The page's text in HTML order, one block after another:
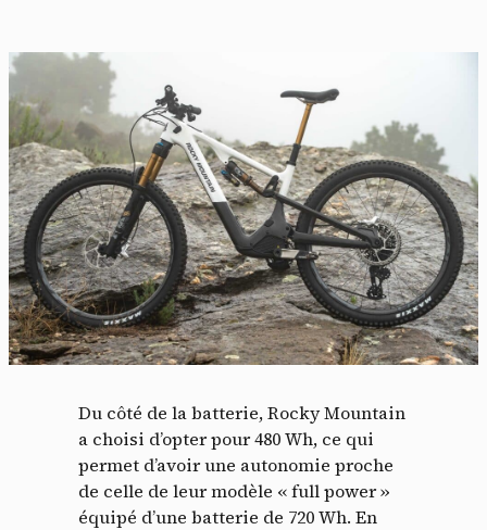
Du côté de la batterie, Rocky Mountain
a choisi d’opter pour 480 Wh, ce qui
permet d’avoir une autonomie proche
de celle de leur modèle « full power »
équipé d’une batterie de 720 Wh. En